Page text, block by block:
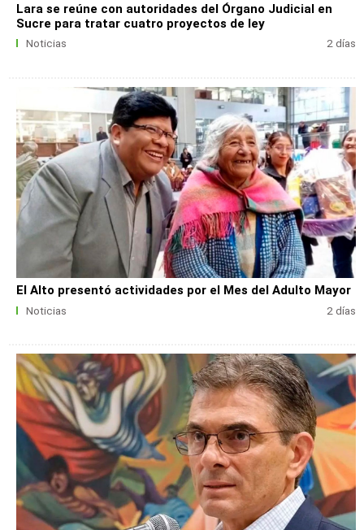
Lara se reúne con autoridades del Órgano Judicial en
Sucre para tratar cuatro proyectos de ley
Noticias 2 días
El Alto presentó actividades por el Mes del Adulto Mayor
Noticias 2 días